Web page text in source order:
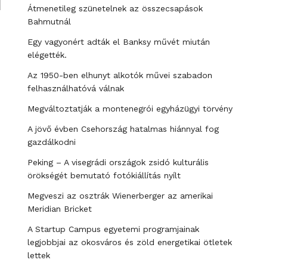
Átmenetileg szünetelnek az összecsapások
Bahmutnál
Egy vagyonért adták el Banksy művét miután
elégették.
Az 1950-ben elhunyt alkotók művei szabadon
felhasználhatóvá válnak
Megváltoztatják a montenegrói egyházügyi törvény
A jövő évben Csehország hatalmas hiánnyal fog
gazdálkodni
Peking – A visegrádi országok zsidó kulturális
örökségét bemutató fotókiállítás nyílt
Megveszi az osztrák Wienerberger az amerikai
Meridian Bricket
A Startup Campus egyetemi programjainak
legjobbjai az okosváros és zöld energetikai ötletek
lettek